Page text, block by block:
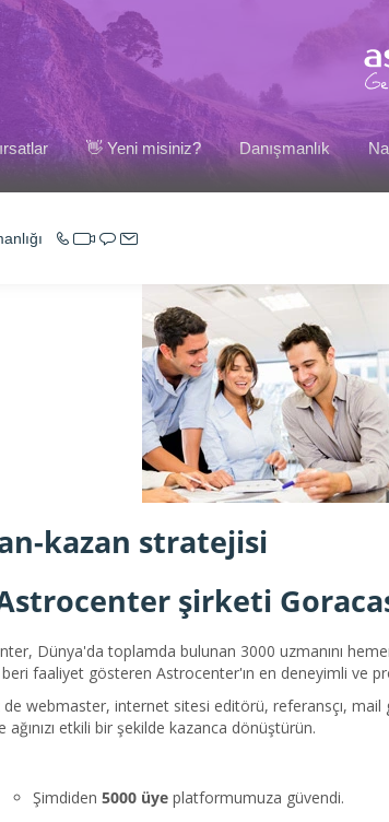
👋 Yeni misiniz? Danışmanlık
kazan stratejisi
şirketi
Dünya'da toplamda bulunan 3000 uzmanını
beri faaliyet gösteren Astrocenter'ın en deneyimli ve
de webmaster, internet sitesi editörü, referansçı, mail
ağınızı etkili bir şekilde kazanca dönüştürün.
Şimdiden 5000 üye platformumuza güvendi.